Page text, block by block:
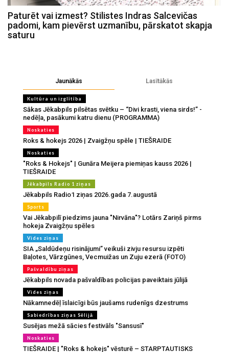
Paturēt vai izmest? Stilistes Indras Salcevičas
padomi, kam pievērst uzmanību, pārskatot skapja
saturu
Jaunākās Lasītākās
Kultūra un izglītība
Sākas Jēkabpils pilsētas svētku – “Divi krasti, viena sirds!” -
nedēļa, pasākumi katru dienu (PROGRAMMA)
Noskaties
Roks & hokejs 2026 | Zvaigžņu spēle | TIEŠRAIDE
Noskaties
"Roks & Hokejs" | Gunāra Meijera piemiņas kauss 2026 |
TIEŠRAIDE
Jēkabpils Radio 1 ziņas
Jēkabpils Radio1 ziņas 2026.gada 7.augustā
Sports
Vai Jēkabpilī piedzims jauna "Nirvāna"? Lotārs Zariņš pirms
hokeja Zvaigžņu spēles
Vides ziņas
SIA „Saldūdeņu risinājumi” veikuši zivju resursu izpēti
Baļotes, Vārzgūnes, Vecmuižas un Zuju ezerā (FOTO)
Pašvaldību ziņas
Jēkabpils novada pašvaldības policijas paveiktais jūlijā
Vides ziņas
Nākamnedēļ īslaicīgi būs jaušams rudenīgs dzestrums
Sabiedrības ziņas Sēlijā
Susējas mežā sācies festivāls "Sansusī"
Noskaties
TIEŠRAIDE | "Roks & hokejs" vēsturē – STARPTAUTISKS